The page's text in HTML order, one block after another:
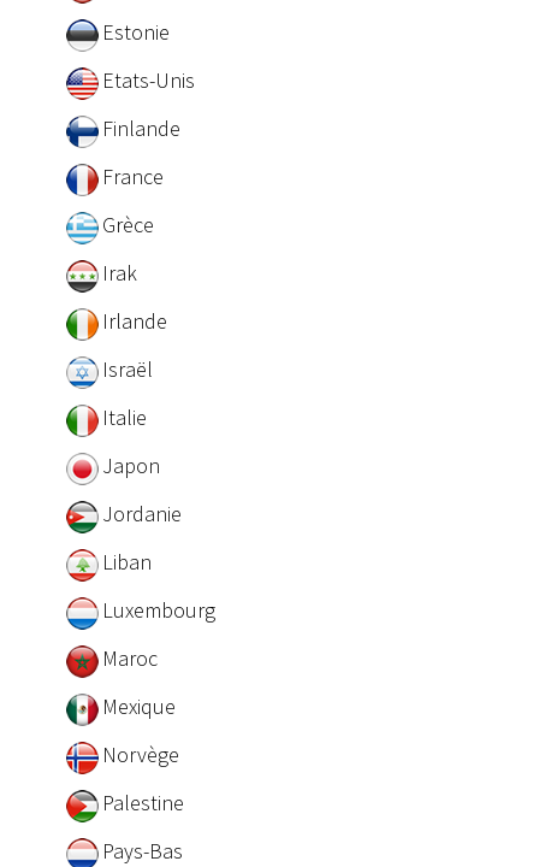
Estonie
Etats-Unis
Finlande
France
Grèce
Irak
Irlande
Israël
Italie
Japon
Jordanie
Liban
Luxembourg
Maroc
Mexique
Norvège
Palestine
Pays-Bas